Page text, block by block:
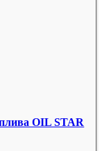
OIL STAR